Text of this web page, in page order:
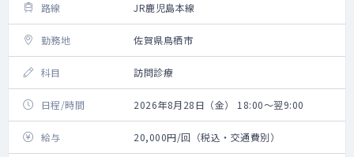
路線 JR鹿児島本線
勤務地 佐賀県鳥栖市
科目 訪問診療
日程/時間 2026年8月28日（金） 18:00～翌9:00
給与 20,000円/回（税込・交通費別）